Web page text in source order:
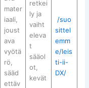
mater
iaali,
joust
ava
vyötä
rö,
sääd
ettäv
retkei
ly ja
vaiht
eleva
t
sääol
ot,
kevät
/suo
sittel
emm
e/leis
ti-ii-
DX/